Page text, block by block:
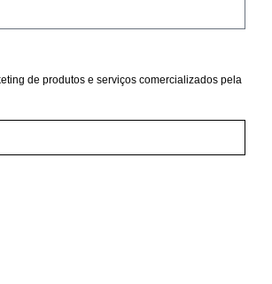
de produtos e serviços comercializados pela